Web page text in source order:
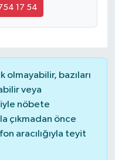
17 54
olmayabilir, bazıları
veya
nöbete
çıkmadan önce
aracılığıyla teyit